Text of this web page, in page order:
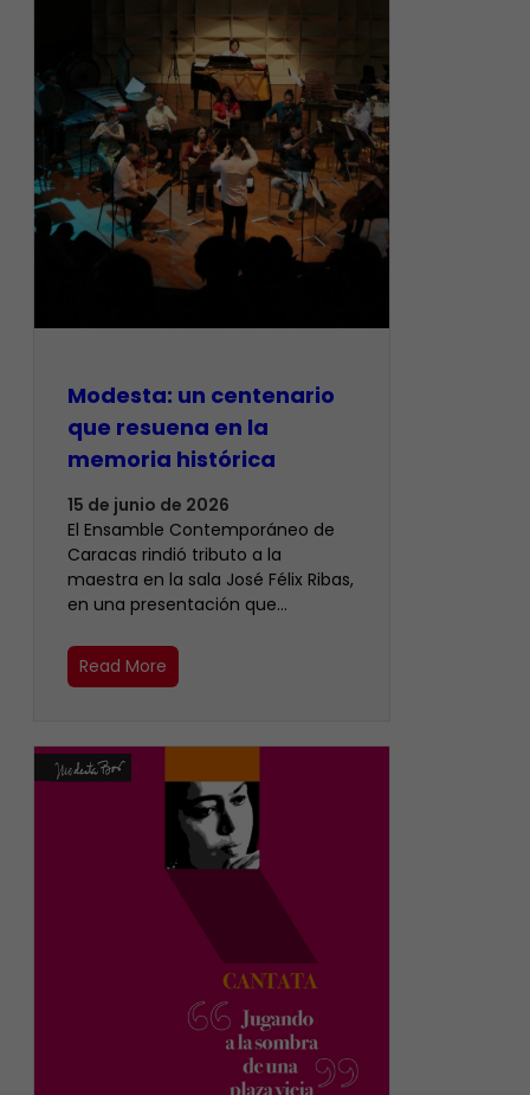
Modesta: un centenario
que resuena en la
memoria histórica
15 de junio de 2026
El Ensamble Contemporáneo de
Caracas rindió tributo a la
maestra en la sala José Félix Ribas,
en una presentación que…
Read More